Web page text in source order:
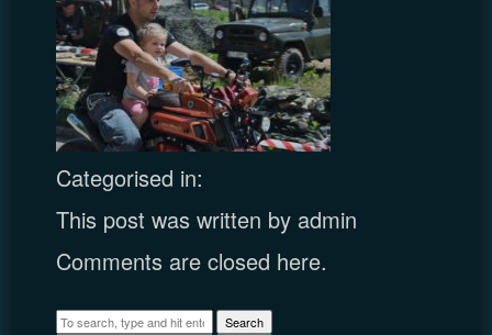
Categorised in:
This post was written by admin
Comments are closed here.
Search